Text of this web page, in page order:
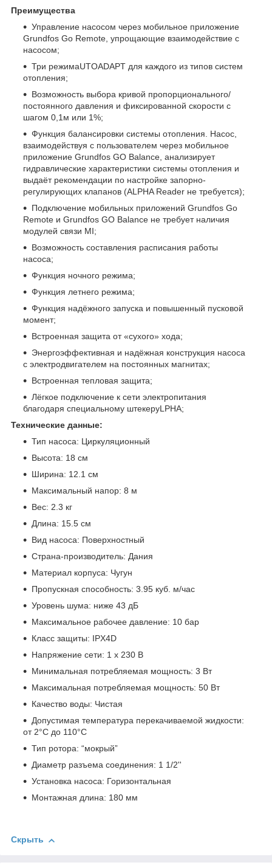
Преимущества
Управление насосом через мобильное приложение
Grundfos Go Remote, упрощающие взаимодействие с
насосом;
Три режимаUTOADAPT для каждого из типов систем
отопления;
Возможность выбора кривой пропорционального/
постоянного давления и фиксированной скорости с
шагом 0,1м или 1%;
Функция балансировки системы отопления. Насос,
взаимодействуя с пользователем через мобильное
приложение Grundfos GO Balance, анализирует
гидравлические характеристики системы отопления и
выдаёт рекомендации по настройке запорно-
регулирующих клапанов (ALPHA Reader не требуется);
Подключение мобильных приложений Grundfos Go
Remote и Grundfos GO Balance не требует наличия
модулей связи MI;
Возможность составления расписания работы
насоса;
Функция ночного режима;
Функция летнего режима;
Функция надёжного запуска и повышенный пусковой
момент;
Встроенная защита от «сухого» хода;
Энергоэффективная и надёжная конструкция насоса
с электродвигателем на постоянных магнитах;
Встроенная тепловая защита;
Лёгкое подключение к сети электропитания
благодаря специальному штекеруLPHA;
Технические данные:
Тип насоса: Циркуляционный
Высота: 18 см
Ширина: 12.1 см
Максимальный напор: 8 м
Вес: 2.3 кг
Длина: 15.5 см
Вид насоса: Поверхностный
Страна-производитель: Дания
Материал корпуса: Чугун
Пропускная способность: 3.95 куб. м/час
Уровень шума: ниже 43 дБ
Максимальное рабочее давление: 10 бар
Класс защиты: IPX4D
Напряжение сети: 1 х 230 В
Минимальная потребляемая мощность: 3 Вт
Максимальная потребляемая мощность: 50 Вт
Качество воды: Чистая
Допустимая температура перекачиваемой жидкости:
от 2°C до 110°C
Тип ротора: “мокрый”
Диаметр разъема соединения: 1 1/2''
Установка насоса: Горизонтальная
Монтажная длина: 180 мм
Скрыть